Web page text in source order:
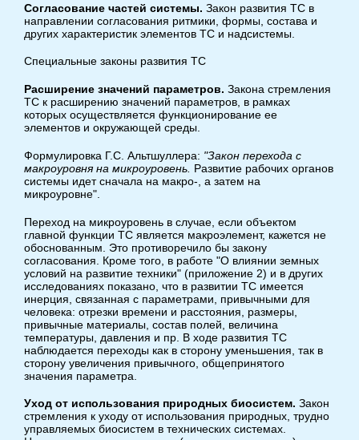
Согласование частей системы. Закон развития ТС в
направлении согласования ритмики, формы, состава и
других характеристик элементов ТС и надсистемы.
Специальные законы развития ТС
Расширение значений параметров. Закона стремления
ТС к расширению значений параметров, в рамках
которых осуществляется функционирование ее
элементов и окружающей среды.
Формулировка Г.С. Альтшуллера: "Закон перехода с
макроуровня на микроуровень. Развитие рабочих органов
системы идет сначала на макро-, а затем на
микроуровне".
Переход на микроуровень в случае, если объектом
главной функции ТС является макроэлемент, кажется не
обоснованным. Это противоречило бы закону
согласования. Кроме того, в работе "О влиянии земных
условий на развитие техники" (приложение 2) и в других
исследованиях показано, что в развитии ТС имеется
инерция, связанная с параметрами, привычными для
человека: отрезки времени и расстояния, размеры,
привычные материалы, состав полей, величина
температуры, давления и пр. В ходе развития ТС
наблюдается переходы как в сторону уменьшения, так в
сторону увеличения привычного, общепринятого
значения параметра.
Уход от использования природных биосистем. Закон
стремления к уходу от использования природных, трудно
управляемых биосистем в технических системах.